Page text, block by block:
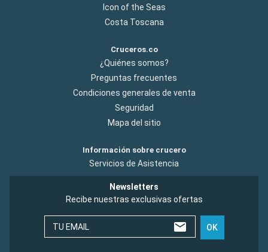
Icon of the Seas
Costa Toscana
Cruceros.co
¿Quiénes somos?
Preguntas frecuentes
Condiciones generales de venta
Seguridad
Mapa del sitio
Información sobre crucero
Servicios de Asistencia
Newsletters
Recibe nuestras exclusivas ofertas
TU EMAIL OK